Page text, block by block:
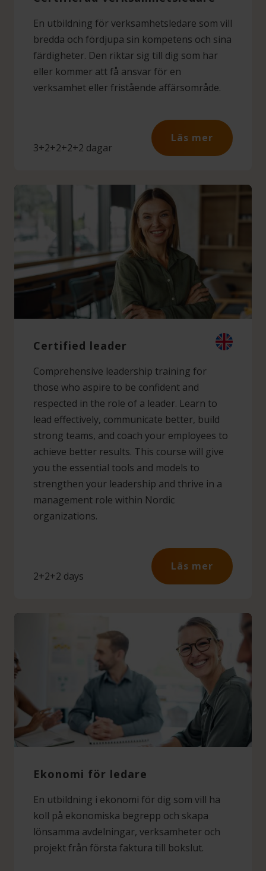
En utbildning för verksamhetsledare som vill
bredda och fördjupa sin kompetens och sina
färdigheter. Den riktar sig till dig som har
eller kommer att få ansvar för en
verksamhet eller fristående affärsområde.
3+2+2+2+2 dagar
Läs mer
Certified leader
Comprehensive leadership training for
those who aspire to be confident and
respected in the role of a leader. Learn to
lead effectively, communicate better, build
strong teams, and coach your employees to
achieve better results. This course will give
you the essential tools and models to
strengthen your leadership and thrive in a
management role within Nordic
organizations.
2+2+2 days
Läs mer
Ekonomi för ledare
En utbildning i ekonomi för dig som vill ha
koll på ekonomiska begrepp och skapa
lönsamma avdelningar, verksamheter och
projekt från första faktura till bokslut.